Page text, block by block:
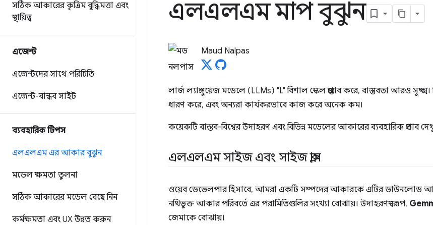
সঠিক আকারের কৃত্রিম বুদ্ধিমত্তা এবং
স্থায়িত্ব
এজেন্ট
এজেন্টদের সাথে পরিচিতি
এজেন্ট-বান্ধব সাইট
ব্যবহারিক টিপস
এলএলএম এর আকার বুঝুন
মডেল ক্ষমতা তুলনা
সঠিক আকারের মডেল বেছে নিন
কর্মক্ষমতা এবং UX উন্নত করুন
এলএলএম মাপ বুঝুন
Maud Nalpas
লার্জ ল্যাঙ্গুয়েজ মডেলে (LLMs) "L" বিশাল স্কেল প্রস্তাব করে, বাস্তবতা আরও
ধারণ করে, এবং অন্যরা কার্যকরভাবে কাজ করে অনেক কম।
কয়েকটি বাস্তব-বিশ্বের উদাহরণ এবং বিভিন্ন মডেলের আকারের ব্যবহারিক প্রভাব
এলএলএম সাইজ এবং সাইজ ক্লাস
ওয়েব ডেভেলপার হিসাবে, আমরা একটি সম্পদের আকারকে এটির ডাউনলোড
নথিভুক্ত আকার পরিবর্তে এর পরামিতিগুলির সংখ্যা বোঝায়। উদাহরণস্বরূপ,
জেমাকে বোঝায়।